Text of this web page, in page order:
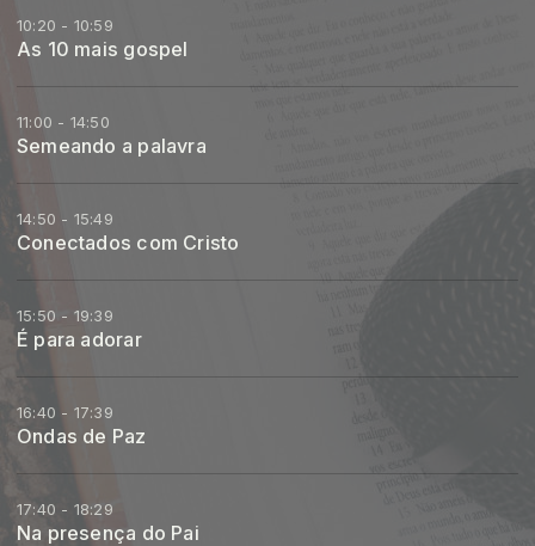
10:20 - 10:59
As 10 mais gospel
11:00 - 14:50
Semeando a palavra
14:50 - 15:49
Conectados com Cristo
15:50 - 19:39
É para adorar
16:40 - 17:39
Ondas de Paz
17:40 - 18:29
Na presença do Pai